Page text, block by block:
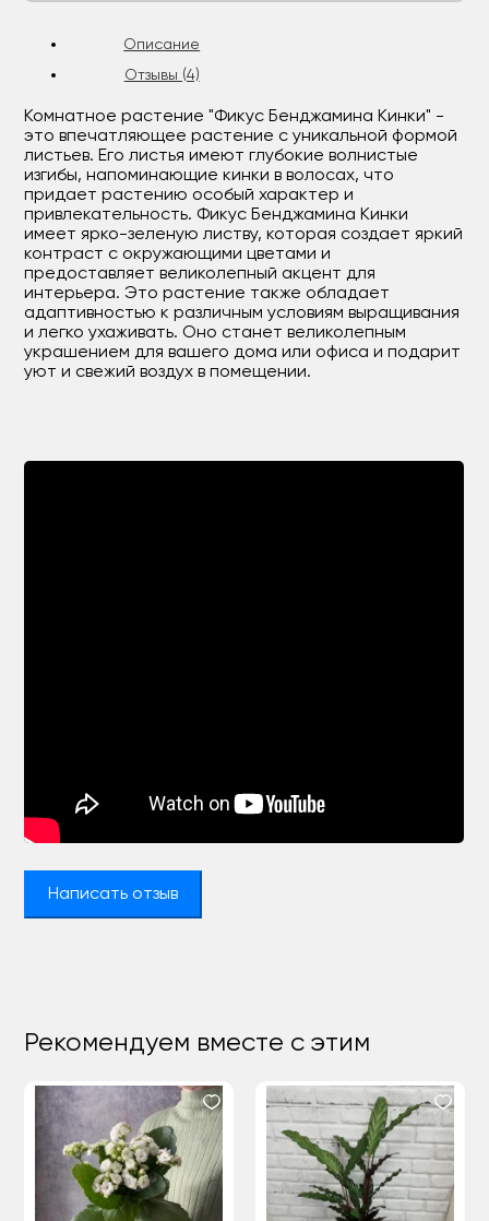
Описание
Отзывы (4)
Комнатное растение "Фикус Бенджамина Кинки" -
это впечатляющее растение с уникальной формой
листьев. Его листья имеют глубокие волнистые
изгибы, напоминающие кинки в волосах, что
придает растению особый характер и
привлекательность. Фикус Бенджамина Кинки
имеет ярко-зеленую листву, которая создает яркий
контраст с окружающими цветами и
предоставляет великолепный акцент для
интерьера. Это растение также обладает
адаптивностью к различным условиям выращивания
и легко ухаживать. Оно станет великолепным
украшением для вашего дома или офиса и подарит
уют и свежий воздух в помещении.
Написать отзыв
Рекомендуем вместе с этим